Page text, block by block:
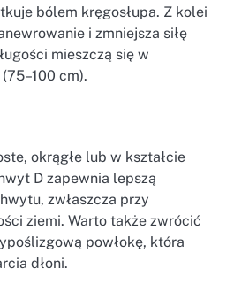
bólem kręgosłupa. Z kolei
i zmniejsza siłę
mieszczą się w
cm).
okrągłe lub w kształcie
D zapewnia lepszą
zwłaszcza przy
ziemi. Warto także zwrócić
powłokę, która
dłoni.